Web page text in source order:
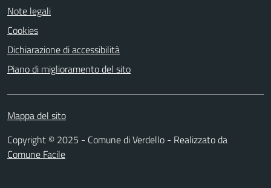
Note legali
Cookies
Dichiarazione di accessibilità
Piano di miglioramento del sito
Mappa del sito
Copyright © 2025 - Comune di Verdello - Realizzato da
Comune Facile